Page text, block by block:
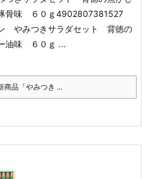
骨味 ６０ｇ 4902807381527
やみつきサラダセット 背徳の
油味 ６０ｇ ...
商品「やみつき ...